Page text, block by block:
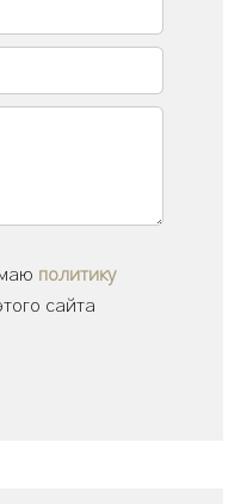
политику
сайта